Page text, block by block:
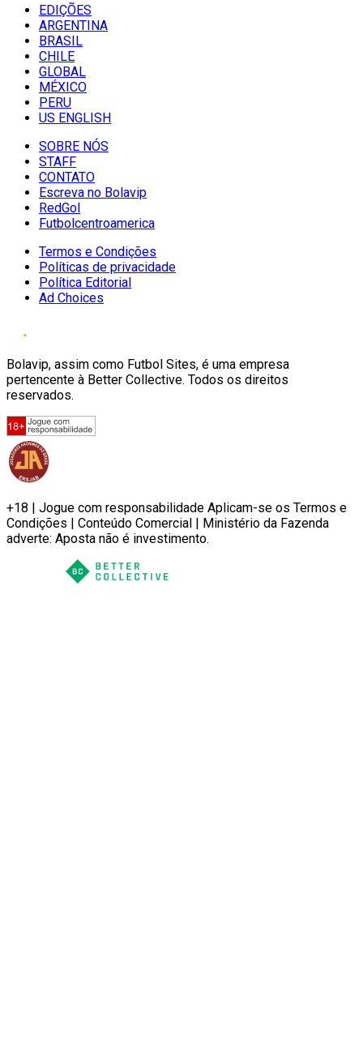
EDIÇÕES
ARGENTINA
BRASIL
CHILE
GLOBAL
MÉXICO
PERU
US ENGLISH
SOBRE NÓS
STAFF
CONTATO
Escreva no Bolavip
RedGol
Futbolcentroamerica
Termos e Condições
Políticas de privacidade
Política Editorial
Ad Choices
Bolavip, assim como Futbol Sites, é uma empresa
pertencente à Better Collective. Todos os direitos
reservados.
+18 | Jogue com responsabilidade Aplicam-se os Termos e
Condições | Conteúdo Comercial | Ministério da Fazenda
adverte: Aposta não é investimento.